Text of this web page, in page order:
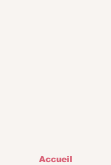
Accueil